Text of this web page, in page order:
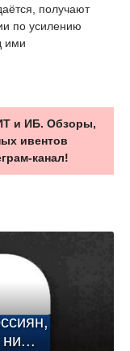
получают
по усилению
ими
и ИБ. Обзоры,
ивентов
канал!